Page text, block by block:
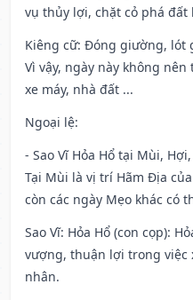
vụ thủy lợi, chặt cỏ phá đất
Kiêng cữ: Đóng giường, lót
Vì vậy, ngày này không
xe máy, nhà đất ...
Ngoại lệ:
- Sao Vĩ Hỏa Hổ tại Mùi,
Tại Mùi là vị trí Hãm Địa
còn các ngày Mẹo khác có
Sao Vĩ: Hỏa Hổ (con cọp):
vượng, thuận lợi trong việc
nhân.